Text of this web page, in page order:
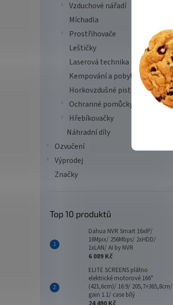
Vzduchové nářadí
Míchadla
Prostřihovače
Leštičky
Laserová technika
Kempování a pobyt v přírodě
Horkovzdušné pistole
Ochranné pomůcky
Hřebíkovačky
Náhradní díly
Ozvučení
Výprodej
Značky
Top 10 produktů
Dahua NVR Smart 16xIP/
16Mpix/ 256Mbps/ 2xHDD/
1xLAN/ AI by NVR
6 089 Kč
ELITE SCREENS plátno
elektrické motorové 166"
(421,6cm)/ 16:9/ 205,7×365,8cm/
gain 1.1/ case bílý